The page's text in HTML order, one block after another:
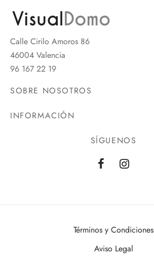
Calle Cirilo Amoros 86
46004 Valencia
96 167 22 19
SOBRE NOSOTROS
INFORMACIÓN
SÍGUENOS
Términos y Condiciones
Aviso Legal